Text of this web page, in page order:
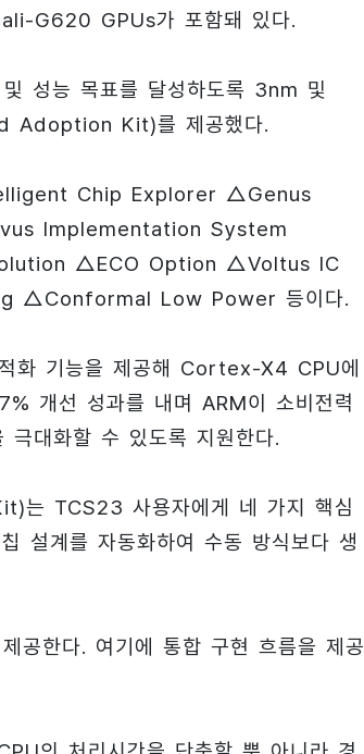
GPUs가 포함돼 있다.
성능 목표를 달성하도록 3nm 및
Adoption Kit)를 제공했다.
Chip Explorer △Genus
Implementation System
△ECO Option △Voltus IC
△Conformal Low Power 등이다.
화 기능을 제공해 Cortex-X4 CPU에
개선 성과를 내며 ARM이 소비전력
대화할 수 있도록 지원한다.
는 TCS23 사용자에게 네 가지 핵심
설계를 자동화하여 수동 방식보다 생
공한다. 여기에 통합 구현 흐름을 제공